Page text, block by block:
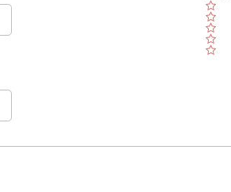
( )
( )
( )
( )
( )